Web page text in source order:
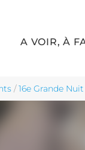
A VOIR, À
/16e Grande